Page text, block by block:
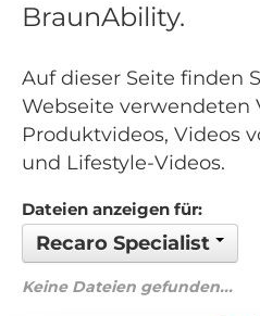
BraunAbility.
Auf dieser Seite finden
Webseite verwendeten
Produktvideos, Videos
und Lifestyle-Videos.
Dateien anzeigen für:
Recaro Specialist
Keine Dateien gefunden...